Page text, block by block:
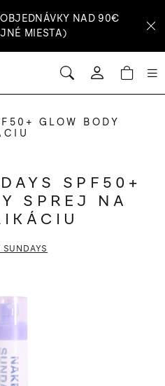
NAD 90€
MIESTA)
HĽADAŤ
Prihlásenie
GLOW BODY
SPF50+
SPREJ NA
SUNDAYS